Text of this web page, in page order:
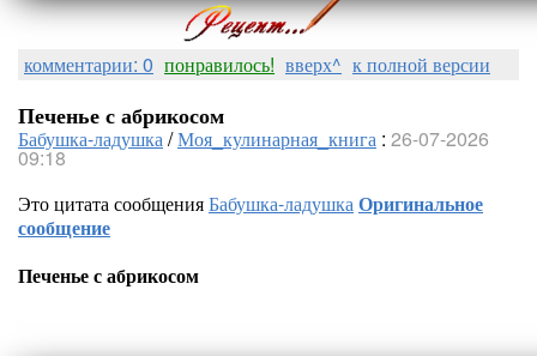
комментарии: 0 понравилось! вверх^ к полной версии
Печенье с абрикосом
Бабушка-ладушка/Моя_кулинарная_книга : 26-07-2026
09:18
Это цитата сообщенияБабушка-ладушкаОригинальное
сообщение
Печенье с абрикосом